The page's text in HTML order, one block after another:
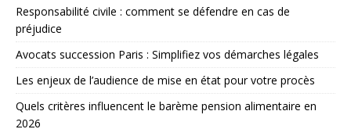
Responsabilité civile : comment se défendre en cas de
préjudice
Avocats succession Paris : Simplifiez vos démarches légales
Les enjeux de l’audience de mise en état pour votre procès
Quels critères influencent le barème pension alimentaire en
2026